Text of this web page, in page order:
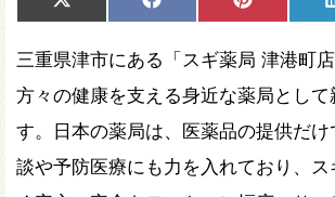
Share
on
X
(Twitter)
Share
on
Facebook Share
on
Pinterest
三重県津市にある「スギ薬局 津港町
方々の健康を支える身近な薬局として
す。日本の薬局は、医薬品の提供だ
談や予防医療にも力を入れており、ス